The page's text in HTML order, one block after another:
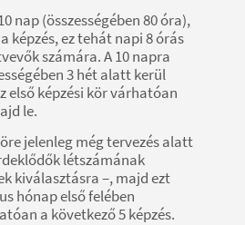
nap (összességében 80 óra),
képzés, ez tehát napi 8 órás
számára. A 10 napra
3 hét alatt kerül
első képzési kör várhatóan
le.
jelenleg még tervezés alatt
létszámának
kiválasztásra –, majd ezt
hónap első felében
a következő 5 képzés.